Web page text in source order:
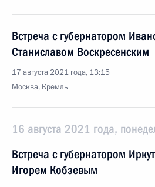
Встреча с губернатором
Станиславом Воскресенским
17 августа 2021 года, 13:15
Москва, Кремль
16 августа 2021 года,
Встреча с губернатором
Игорем Кобзевым